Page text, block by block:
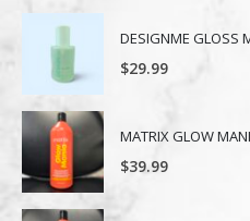
$29.99
MATRIX GLOW
$39.99